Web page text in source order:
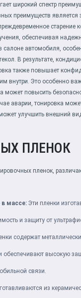
широкий спектр
преимуществ является
обеспечивая
салоне автомобиля,
В результате,
также повышает
внутри. Это особенно
может повысить
аварии, тонировка
улучшить внешний
ПЛЕНОК
пленок,
массе: Эти пленки
и защиту от
содержат
высокую
связи.
из